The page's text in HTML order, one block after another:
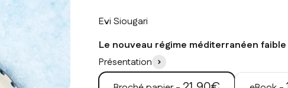
Evi Siougari
Le nouveau régime méditerranéen
Présentation